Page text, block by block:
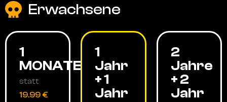
Erwachsene
1
MONATE
statt
19.99 €
1
Jahr
+ 1
Jahr
2
Jahre
+ 2
Jahr